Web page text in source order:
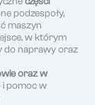
podzespoły,
maszyn
w którym
do naprawy oraz
oraz w
i pomoc w